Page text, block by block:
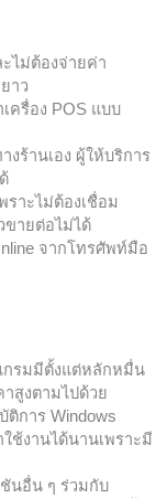
ไม่ต้องจ่ายค่า
าว
รื่อง POS แบบ
ร้านเอง ผู้ให้บริการ
ราะไม่ต้องเชื่อม
ขายต่อไม่ได้
จากโทรศัพท์มือ
กรมมีตั้งแต่หลักหมื่น
สูงตามไปด้วย
ติการ Windows
ช้งานได้นานเพราะมี
นอื่น ๆ ร่วมกับ